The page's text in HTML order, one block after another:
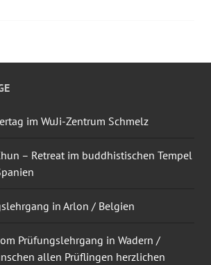
im WuJi-Zentrum Schmelz
– Retreat im buddhistischen Tempel
in Arlon / Belgien
Prüfungslehrgang in Wadern /
allen Prüflingen herzlichen